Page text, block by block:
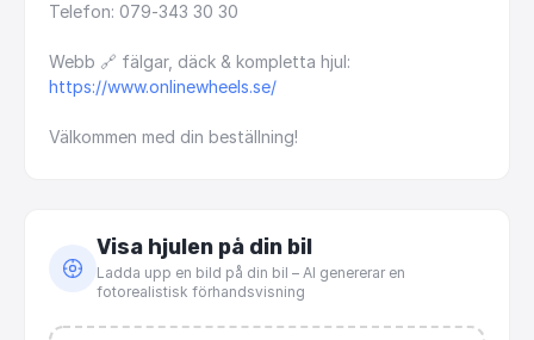
Telefon: 079-343 30 30
Webb 🔗 fälgar, däck & kompletta hjul:
https://www.onlinewheels.se/
Välkommen med din beställning!
Visa hjulen på din bil
Ladda upp en bild på din bil – AI genererar en
fotorealistisk förhandsvisning